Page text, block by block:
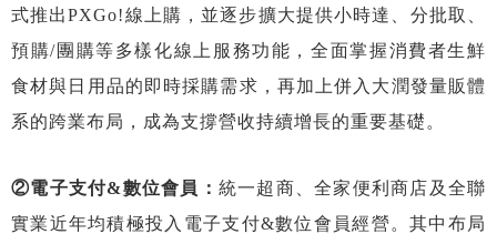
式推出PXGo!線上購，並逐步擴大提供小時達、分批取、
預購/團購等多樣化線上服務功能，全面掌握消費者生鮮
食材與日用品的即時採購需求，再加上併入大潤發量販體
系的跨業布局，成為支撐營收持續增長的重要基礎。
②電子支付&數位會員： 統一超商、全家便利商店及全聯
實業近年均積極投入電子支付&數位會員經營。其中布局